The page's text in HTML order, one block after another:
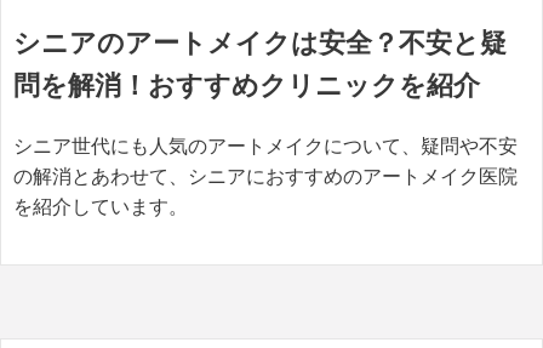
シニアのアートメイクは安全？不安と疑
問を解消！おすすめクリニックを紹介
シニア世代にも人気のアートメイクについて、疑問や不安
の解消とあわせて、シニアにおすすめのアートメイク医院
を紹介しています。